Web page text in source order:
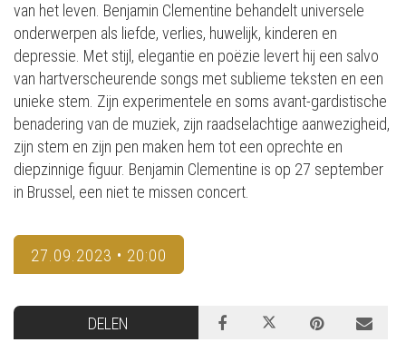
van het leven. Benjamin Clementine behandelt universele
onderwerpen als liefde, verlies, huwelijk, kinderen en
depressie. Met stijl, elegantie en poëzie levert hij een salvo
van hartverscheurende songs met sublieme teksten en een
unieke stem. Zijn experimentele en soms avant-gardistische
benadering van de muziek, zijn raadselachtige aanwezigheid,
zijn stem en zijn pen maken hem tot een oprechte en
diepzinnige figuur. Benjamin Clementine is op 27 september
in Brussel, een niet te missen concert.
27.09.2023 • 20:00
DELEN